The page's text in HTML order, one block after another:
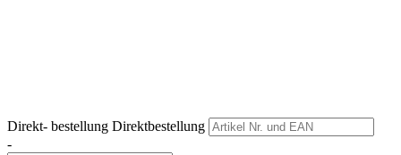
Direkt- bestellung Direktbestellung
-